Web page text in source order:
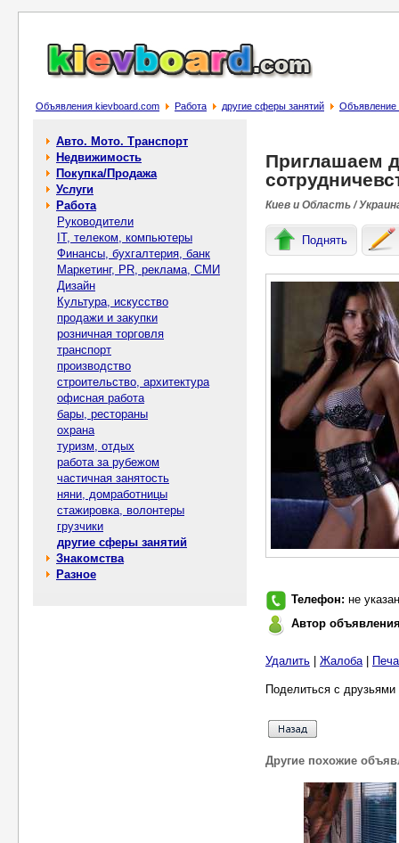
Объявления kievboard.com Работа другие сферы занятий Объявление
Авто. Мото. Транспорт
Недвижимость
Покупка/Продажа
Услуги
Работа
Руководители
IT, телеком, компьютеры
Финансы, бухгалтерия, банк
Маркетинг, PR, реклама, СМИ
Дизайн
Культура, искусство
продажи и закупки
розничная торговля
транспорт
производство
строительство, архитектура
офисная работа
бары, рестораны
охрана
туризм, отдых
работа за рубежом
частичная занятость
няни, домработницы
стажировка, волонтеры
грузчики
другие сферы занятий
Знакомства
Разное
Приглашаем
Киев и Область /
Поднять
Телефон: не указан
Автор
Удалить Жалоба|
Поделиться с
Другие похожие